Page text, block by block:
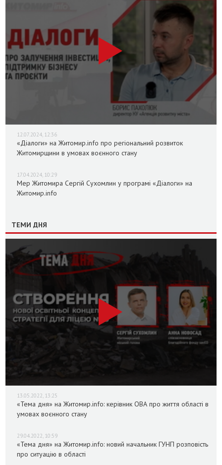
12.07.2024, 12:36
«Діалоги» на Житомир.info про регіональний розвиток
Житомирщини в умовах воєнного стану
17.04.2024, 10:29
Мер Житомира Сергій Сухомлин у програмі «Діалоги» на
Житомир.info
ТЕМИ ДНЯ
13.05.2022, 13:25
«Тема дня» на Житомир.info: керівник ОВА про життя області в
умовах воєнного стану
29.04.2022, 10:59
«Тема дня» на Житомир.info: новий начальник ГУНП розповість
про ситуацію в області